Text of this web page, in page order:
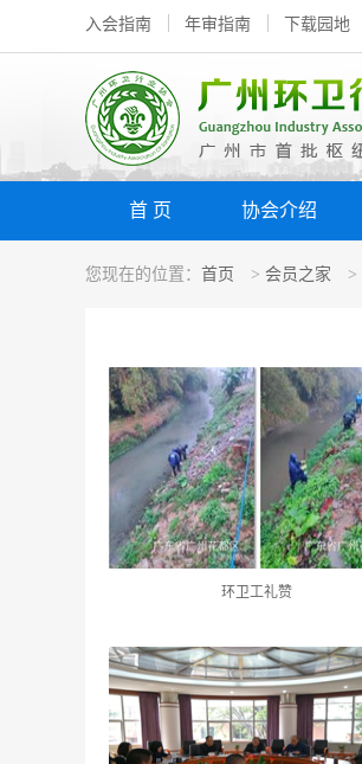
入会指南 年审指南 下载园地
首 页 协会介绍
您现在的位置： 首页 > 会员之家 >
环卫工礼赞